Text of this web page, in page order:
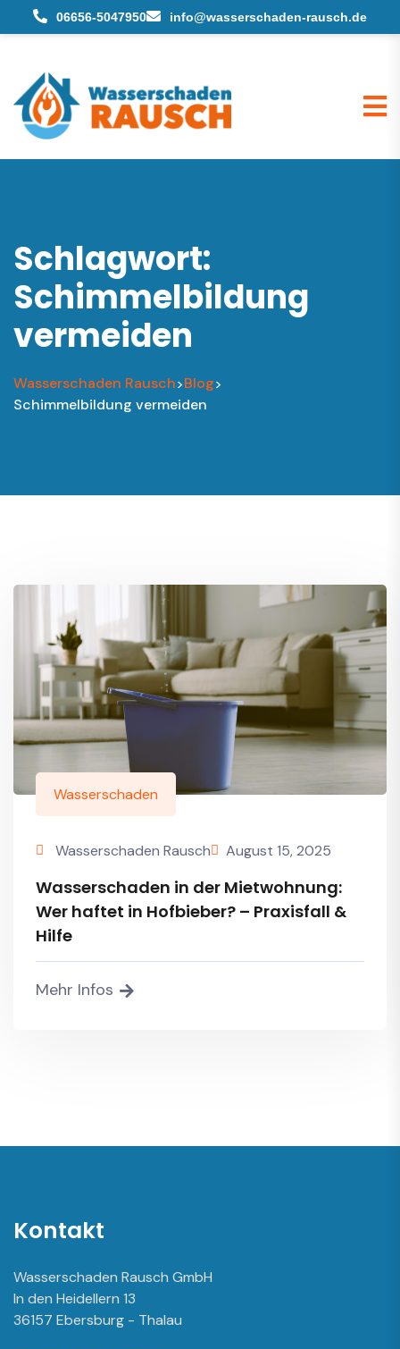
06656-5047950 info@wasserschaden-rausch.de
Schlagwort:
Schimmelbildung
vermeiden
Wasserschaden Rausch>Blog>
Schimmelbildung vermeiden
Wasserschaden
Wasserschaden Rausch August 15, 2025
Wasserschaden in der Mietwohnung:
Wer haftet in Hofbieber? – Praxisfall &
Hilfe
Mehr Infos
Kontakt
Wasserschaden Rausch GmbH
In den Heidellern 13
36157 Ebersburg - Thalau